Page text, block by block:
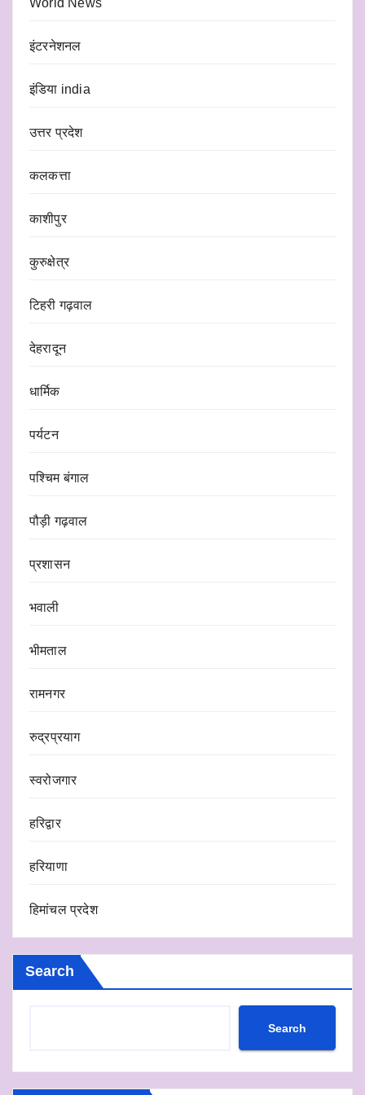
इंटरनेशनल
इंडिया india
उत्तर प्रदेश
कलकत्ता
काशीपुर
कुरुक्षेत्र
टिहरी गढ़वाल
देहरादून
धार्मिक
पर्यटन
पश्चिम बंगाल
पौड़ी गढ़वाल
प्रशासन
भवाली
भीमताल
रामनगर
रुद्रप्रयाग
स्वरोजगार
हरिद्वार
हरियाणा
हिमांचल प्रदेश
Search
Search